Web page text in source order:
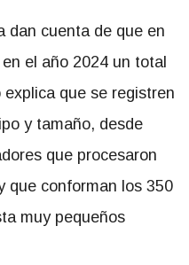
dan cuenta de que en
el año 2024 un total
que se registren
y tamaño, desde
que procesaron
que conforman los 350
muy pequeños